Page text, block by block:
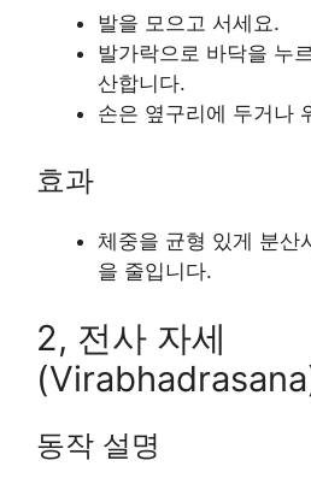
발을 모으고 서세요.
발가락으로 바닥을 누
산합니다.
손은 옆구리에 두거나
효과
체중을 균형 있게 분산
을 줄입니다.
2, 전사 자세
동작 설명